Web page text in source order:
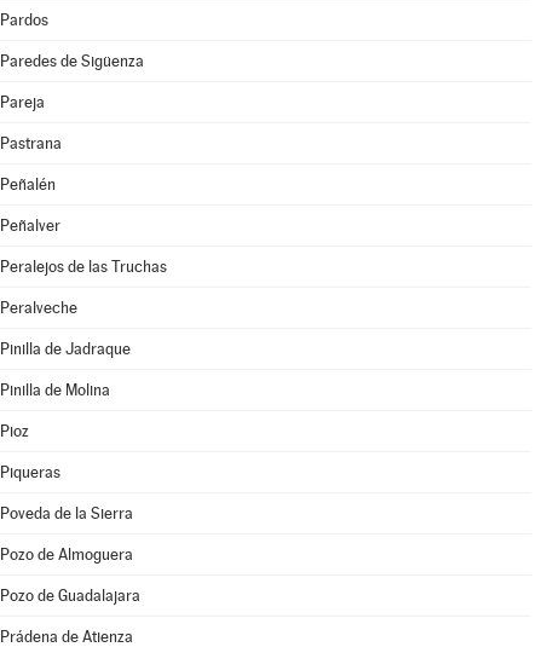
Pardos
Paredes de Sigüenza
Pareja
Pastrana
Peñalén
Peñalver
Peralejos de las Truchas
Peralveche
Pinilla de Jadraque
Pinilla de Molina
Pioz
Piqueras
Poveda de la Sierra
Pozo de Almoguera
Pozo de Guadalajara
Prádena de Atienza